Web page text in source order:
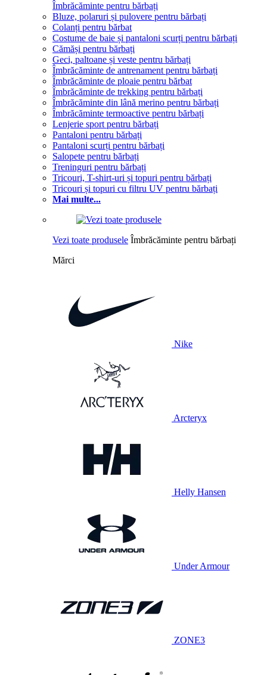
Îmbrăcăminte pentru bărbați
Bluze, polaruri și pulovere pentru bărbați
Colanți pentru bărbat
Costume de baie și pantaloni scurți pentru bărbați
Cămăși pentru bărbați
Geci, paltoane și veste pentru bărbați
Îmbrăcăminte de antrenament pentru bărbați
Îmbrăcăminte de ploaie pentru bărbat
Îmbrăcăminte de trekking pentru bărbați
Îmbrăcăminte din lână merino pentru bărbați
Îmbrăcăminte termoactive pentru bărbați
Lenjerie sport pentru bărbați
Pantaloni pentru bărbați
Pantaloni scurți pentru bărbați
Salopete pentru bărbați
Treninguri pentru bărbați
Tricouri, T-shirt-uri și topuri pentru bărbați
Tricouri și topuri cu filtru UV pentru bărbați
Mai multe...
Vezi toate produsele Îmbrăcăminte pentru bărbați
Mărci
Nike
Arcteryx
Helly Hansen
Under Armour
ZONE3